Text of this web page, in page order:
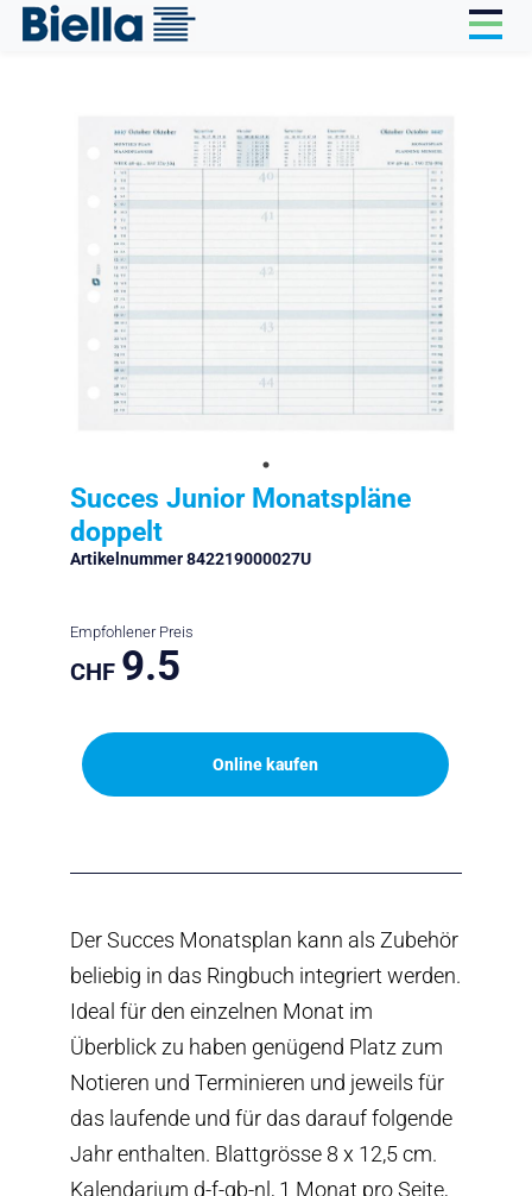
Succes Junior Monatspläne
doppelt
Artikelnummer 842219000027U
Empfohlener Preis
CHF 9.5
Online kaufen
Der Succes Monatsplan kann als Zubehör
beliebig in das Ringbuch integriert werden.
Ideal für den einzelnen Monat im
Überblick zu haben genügend Platz zum
Notieren und Terminieren und jeweils für
das laufende und für das darauf folgende
Jahr enthalten. Blattgrösse 8 x 12,5 cm.
Kalendarium d-f-gb-nl, 1 Monat pro Seite,
Cookie-Einstellungen